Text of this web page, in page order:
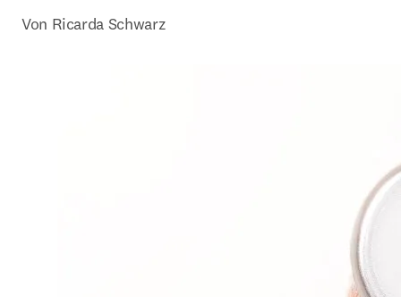
Von Ricarda Schwarz